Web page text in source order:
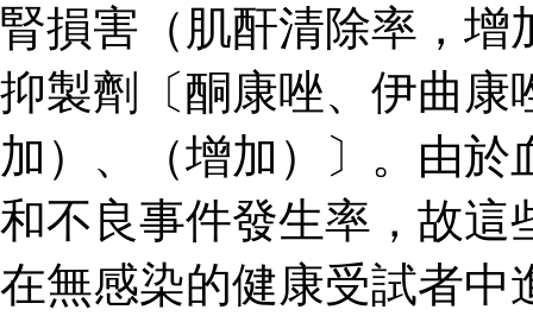
腎損害（肌酐清除率，增
抑製劑〔酮康唑、伊曲康
加）、（增加）〕。由
和不良事件發生率，故這
在無感染的健康受試者中